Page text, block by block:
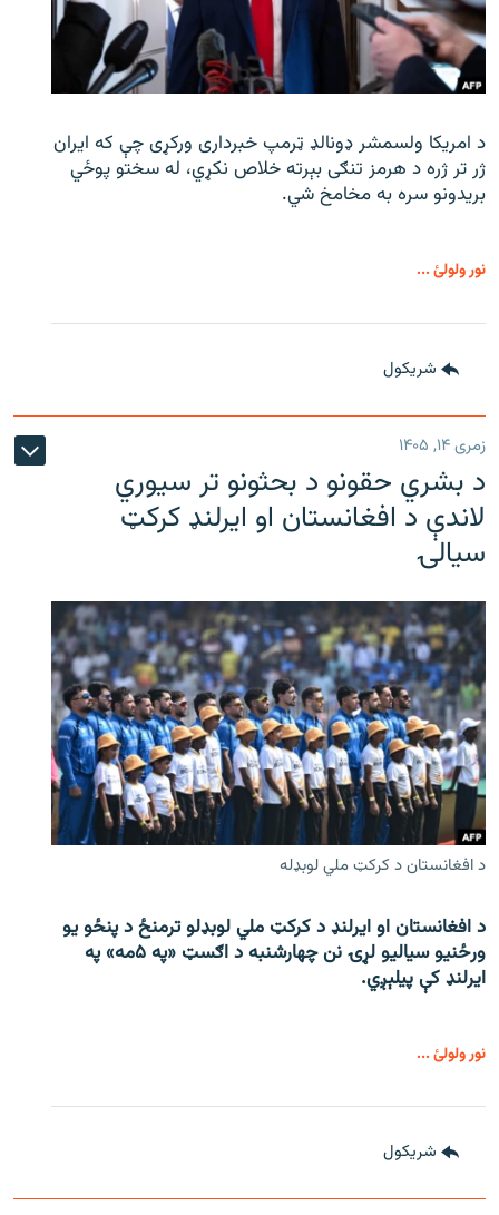
د امریکا ولسمشر ډونالډ ټرمپ خبرداری ورکړی چې که ایران
ژر تر ژره د هرمز تنګی بېرته خلاص نکړي، له سختو پوځي
بریدونو سره به مخامخ شي.
نور ولولئ ...
شريکول
زمری ۱۴, ۱۴۰۵
د بشري حقونو د بحثونو تر سیوري
لاندې د افغانستان او ایرلنډ کرکټ
سیالۍ
د افغانستان د کرکټ ملي لوبډله
د افغانستان او ایرلنډ د کرکټ ملي لوبډلو ترمنځ د پنځو یو
ورځنیو سیالیو لړۍ نن چهارشنبه د اګسټ «په ۵مه» په
ایرلنډ کې پیلېږي.
نور ولولئ ...
شريکول